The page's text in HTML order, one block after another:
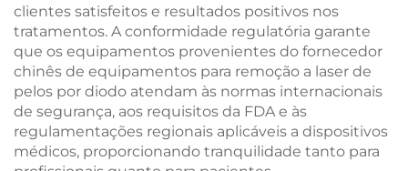
clientes satisfeitos e resultados positivos nos
tratamentos. A conformidade regulatória garante
que os equipamentos provenientes do fornecedor
chinês de equipamentos para remoção a laser de
pelos por diodo atendam às normas internacionais
de segurança, aos requisitos da FDA e às
regulamentações regionais aplicáveis a dispositivos
médicos, proporcionando tranquilidade tanto para